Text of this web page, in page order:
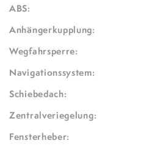
ABS:
Anhängerkupplung:
Wegfahrsperre:
Navigationssystem:
Schiebedach:
Zentralveriegelung:
Fensterheber: